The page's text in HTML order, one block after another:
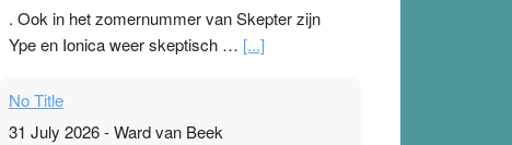
. Ook in het zomernummer van Skepter zijn
Ype en Ionica weer skeptisch … [...]
No Title
31 July 2026-Ward van Beek